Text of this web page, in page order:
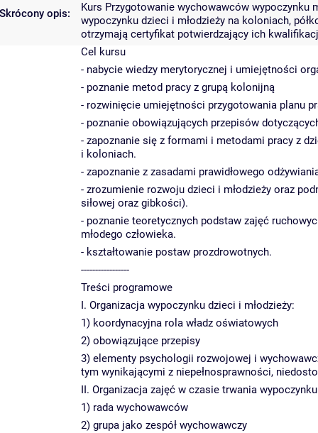
Skrócony opis:
Kurs Przygotowanie wychowawców
wypoczynku dzieci i młodzieży na koloniach,
otrzymają certyfikat potwierdzający ich
Cel kursu
- nabycie wiedzy merytorycznej i umiejętności
- poznanie metod pracy z grupą kolonijną
- rozwinięcie umiejętności przygotowania planu
- poznanie obowiązujących przepisów
- zapoznanie się z formami i metodami pracy z
i koloniach.
- zapoznanie z zasadami prawidłowego
- zrozumienie rozwoju dzieci i młodzieży oraz
siłowej oraz gibkości).
- poznanie teoretycznych podstaw zajęć
młodego człowieka.
- kształtowanie postaw prozdrowotnych.
-----------------
Treści programowe
I. Organizacja wypoczynku dzieci i młodzieży:
1) koordynacyjna rola władz oświatowych
2) obowiązujące przepisy
3) elementy psychologii rozwojowej i
tym wynikającymi z niepełnosprawności,
II. Organizacja zajęć w czasie trwania
1) rada wychowawców
2) grupa jako zespół wychowawczy